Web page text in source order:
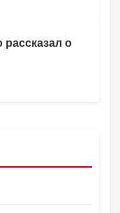
рассказал о